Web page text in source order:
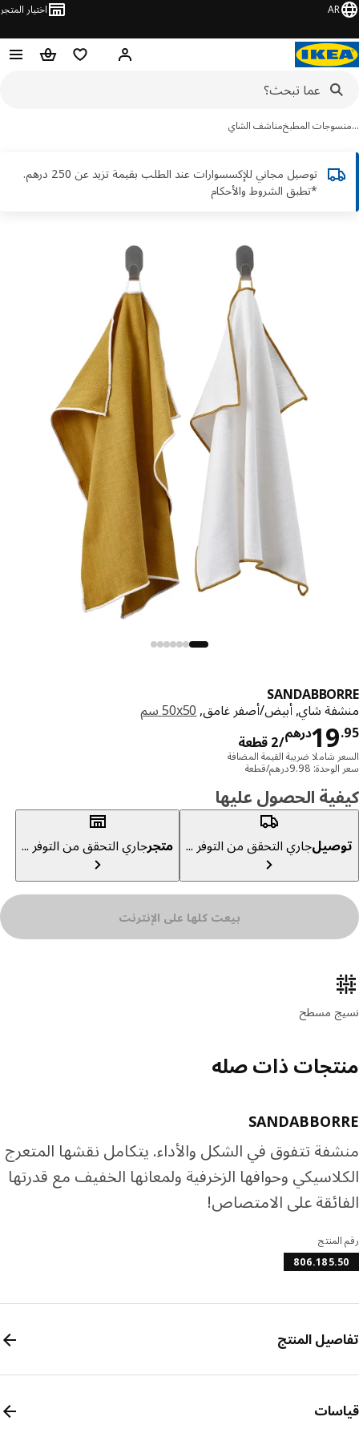
AR اختيار المتجر
مرحباً! تسجيل الدخول أو
قائمة التسوقسلة التسوق
المطبخمناشف الشاي
توصيل مجاني للإكسسوارات عند الطلب بقيمة تزيد عن 250 درهم.
*تطبق الشروط والأحكام
شاي, أبيض/أصفر غامق,‎50x50 سم‏
درهم19.
/2 قطعة السعر درهم 19.95/2 قطعة
شاملا ضريبة القيمة المضافة
‭9.98‬درهم/قطعة
الحصول عليها
جاري التحقق من التوفر ... متجرجاري التحقق من التوفر ...
بيعت كلها على الإنترنت
المنتج
مسطح
ذات صله
تتفوق في الشكل والأداء. يتكامل نقشها المتعرج
وحوافها الزخرفية ولمعانها الخفيف مع قدرتها
على الامتصاص!
المنتج